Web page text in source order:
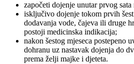
započeti dojenje unutar prvog sata
isključivo dojenje tokom prvih
dodavanja vode, čajeva ili druge
postoji medicinska indikacija;
nakon šestog mjeseca postepeno
dohranu uz nastavak dojenja do
prema želji majke i djeteta.